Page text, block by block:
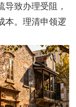
致办理受阻，
本。理清申领逻